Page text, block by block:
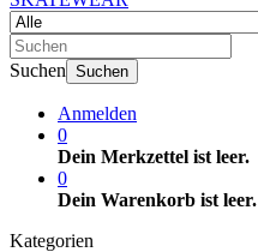
Suchen Suchen
Anmelden
0
Dein Merkzettel ist leer.
0
Dein Warenkorb ist leer.
Kategorien